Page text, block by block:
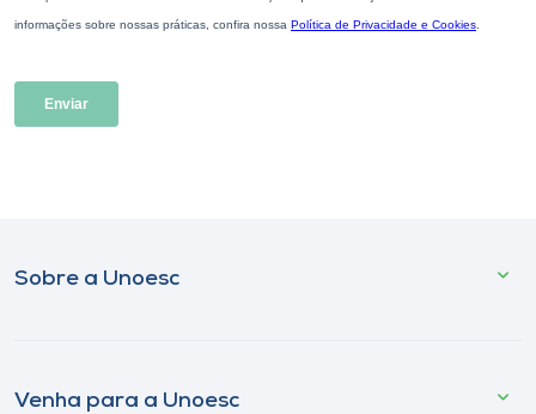
Sobre a Unoesc
Venha para a Unoesc